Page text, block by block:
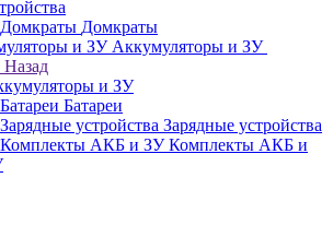
Домкраты
Аккумуляторы и ЗУ
Назад
и ЗУ
Батареи
Зарядные устройства
Комплекты АКБ и